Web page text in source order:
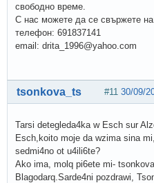
свободно време.
С нас можете да се свържете
телефон: 691837141
email: drita_1996@yahoo.com
#11 30/09/
tsonkova_ts
Tarsi detegleda4ka w Esch sur
Esch,koito moje da wzima sina
sedmi4no ot u4ili6te?
Ako ima, molq pi6ete mi-
Blagodarq.Sarde4ni pozdrawi,